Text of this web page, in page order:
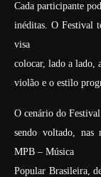
Cada participante
inéditas. O Festival
visa
colocar, lado a lado,
violão e o estilo
O cenário do
sendo voltado, nas
MPB – Música
Popular Brasileira,